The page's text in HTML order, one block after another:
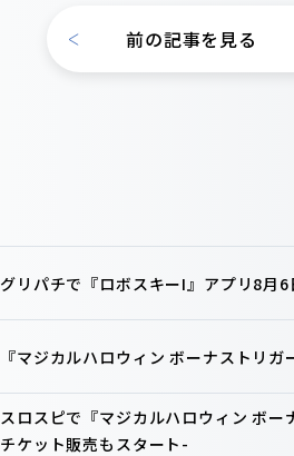
前の記事を見る
グリパチで『ロボスキーI』アプリ8月
『マジカルハロウィン ボーナストリ
スロスピで『マジカルハロウィン ボ
チケット販売もスタート-